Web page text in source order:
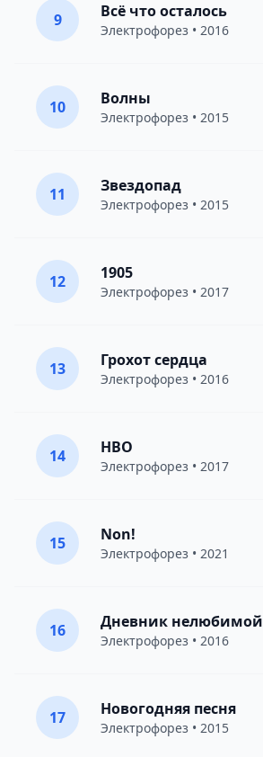
9 Всё что осталось
Электрофорез • 2016
10 Волны
Электрофорез • 2015
11 Звездопад
Электрофорез • 2015
12 1905
Электрофорез • 2017
13 Грохот сердца
Электрофорез • 2016
14 HBO
Электрофорез • 2017
15 Non!
Электрофорез • 2021
16 Дневник нелюбимой
Электрофорез • 2016
17 Новогодняя песня
Электрофорез • 2015